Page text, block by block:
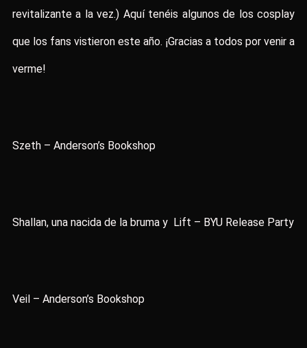
revitalizante a la vez.) Aquí tenéis algunos de los cosplay
que los fans vistieron este año. ¡Gracias a todos por venir a
verme!
Szeth – Anderson’s Bookshop
Shallan, una nacida de la bruma y Lift – BYU Release Party
Veil – Anderson’s Bookshop